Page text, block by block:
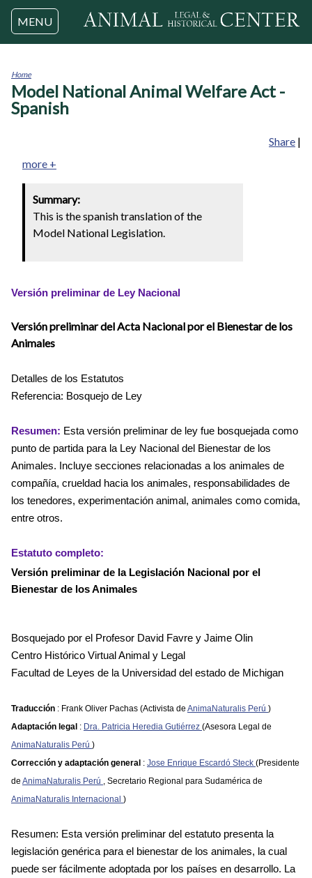
Jump to navigation
MENU
You
are
here
Home
Model National Animal Welfare Act -
Spanish
Share |
more +
Summary:
This is the spanish translation of the
Model National Legislation.
Versión preliminar de Ley Nacional
Versión preliminar del Acta Nacional por el Bienestar de los
Animales
Detalles de los Estatutos
Referencia: Bosquejo de Ley
Resumen: Esta versión preliminar de ley fue bosquejada como
punto de partida para la Ley Nacional del Bienestar de los
Animales. Incluye secciones relacionadas a los animales de
compañía, crueldad hacia los animales, responsabilidades de
los tenedores, experimentación animal, animales como comida,
entre otros.
Estatuto completo:
Versión preliminar de la Legislación Nacional por el
Bienestar de los Animales
Bosquejado por el Profesor David Favre y Jaime Olin
Centro Histórico Virtual Animal y Legal
Facultad de Leyes de la Universidad del estado de Michigan
Traducción : Frank Oliver Pachas (Activista de AnimaNaturalis Perú )
Adaptación legal : Dra. Patricia Heredia Gutiérrez (Asesora Legal de
AnimaNaturalis Perú )
Corrección y adaptación general : Jose Enrique Escardó Steck (Presidente
de AnimaNaturalis Perú
, Secretario Regional para Sudamérica de
AnimaNaturalis Internacional )
Resumen: Esta versión preliminar del estatuto presenta la
legislación genérica para el bienestar de los animales, la cual
puede ser fácilmente adoptada por los países en desarrollo. La